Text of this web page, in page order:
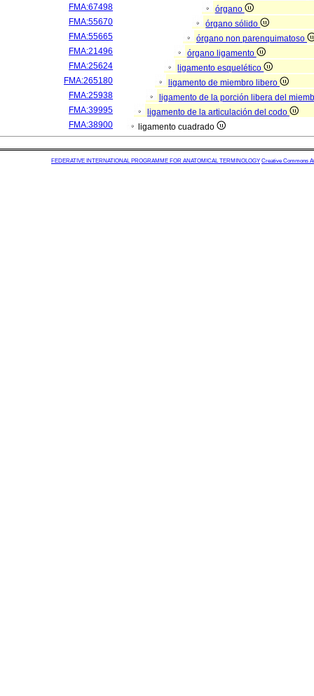
FMA:67498
órgano
FMA:55670
órgano sólido
FMA:55665
órgano non parenquimatoso
FMA:21496
órgano ligamento
FMA:25624
ligamento esquelético
FMA:265180
ligamento de miembro libero
FMA:25938
ligamento de la porción libera del
FMA:39995
ligamento de la articulación del codo
FMA:38900
ligamento cuadrado
FEDERATIVE INTERNATIONAL PROGRAMME FOR ANATOMICAL TERMINOLOGY Creative Commons